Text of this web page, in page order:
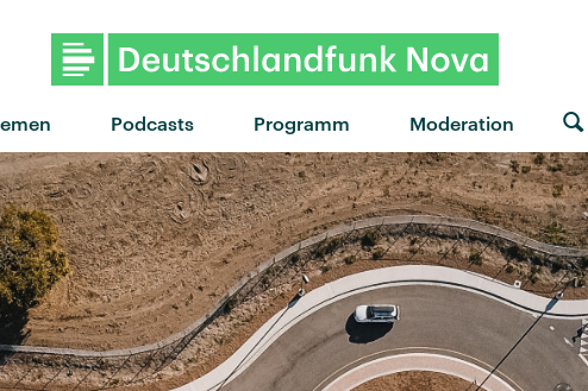
Podcasts Programm Moderation